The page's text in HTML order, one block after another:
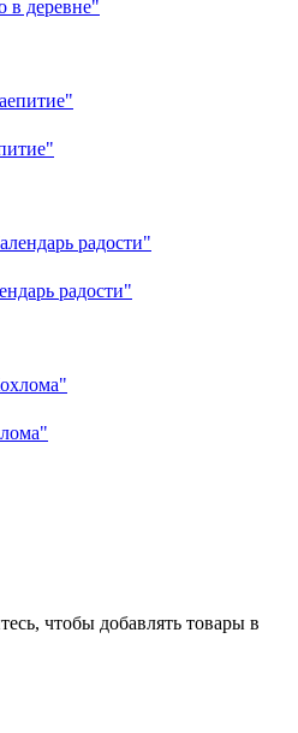
в деревне"
радости"
чтобы добавлять товары в